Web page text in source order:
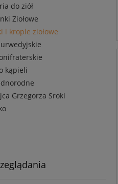
do ziół
Ziołowe
i krople ziołowe
kąpieli
Grzegorza Sroki